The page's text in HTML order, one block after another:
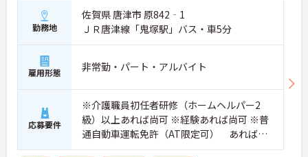
勤務地
佐賀県 唐津市 原842‐1
ＪＲ唐津線「鬼塚駅」バス・車5分
雇用形態 非常勤・パート・アルバイト
応募要件
※介護職員初任者研修（ホームヘルパー2
級）以上あれば尚可 ※経験あれば尚可 ※普
通自動車運転免許（AT限定可） あれば尚
可